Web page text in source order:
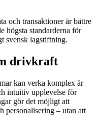
och transaktioner är bättre
högsta standarderna för
svensk lagstiftning.
drivkraft
kan verka komplex är
intuitiv upplevelse för
gör det möjligt att
personalisering – utan att